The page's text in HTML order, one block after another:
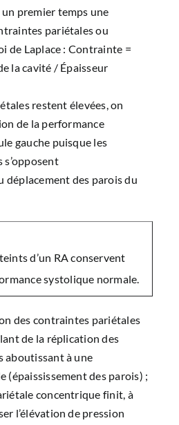
premier temps une
pariétales ou
de Laplace : Contrainte =
la cavité / Épaisseur
restent élevées, on
de la performance
gauche puisque les
déplacement des parois du
d’un RA conservent
systolique normale.
des contraintes pariétales
de la réplication des
aboutissant à une
(épaississement des parois) ;
concentrique finit, à
l’élévation de pression